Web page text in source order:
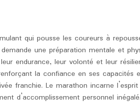
qui pousse les coureurs à
une préparation mentale et
endurance, leur volonté et leur
la confiance en ses capacités
franchie. Le marathon incarne
d’accomplissement personnel inégalé.